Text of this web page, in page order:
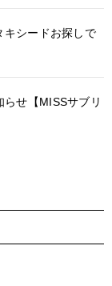
キシードお探しで
せ【MISSサブリ